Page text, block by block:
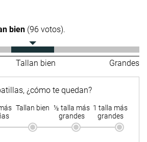
bien (96 votos).
Tallan bien Grandes
¿cómo te quedan?
Tallan bien ½ talla más
grandes
1 talla más
grandes